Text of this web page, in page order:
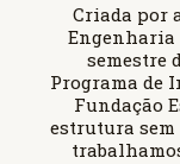
Criada por
semestre
Programa de
Fundação
estrutura